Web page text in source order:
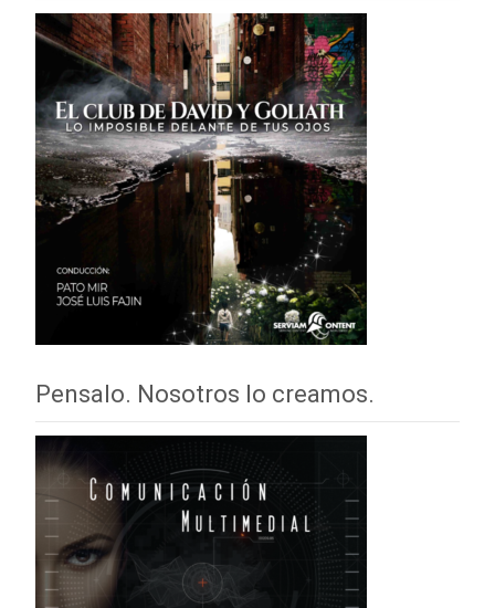
Pensalo. Nosotros lo creamos.